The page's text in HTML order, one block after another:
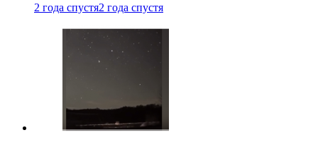
2 года спустя2 года спустя